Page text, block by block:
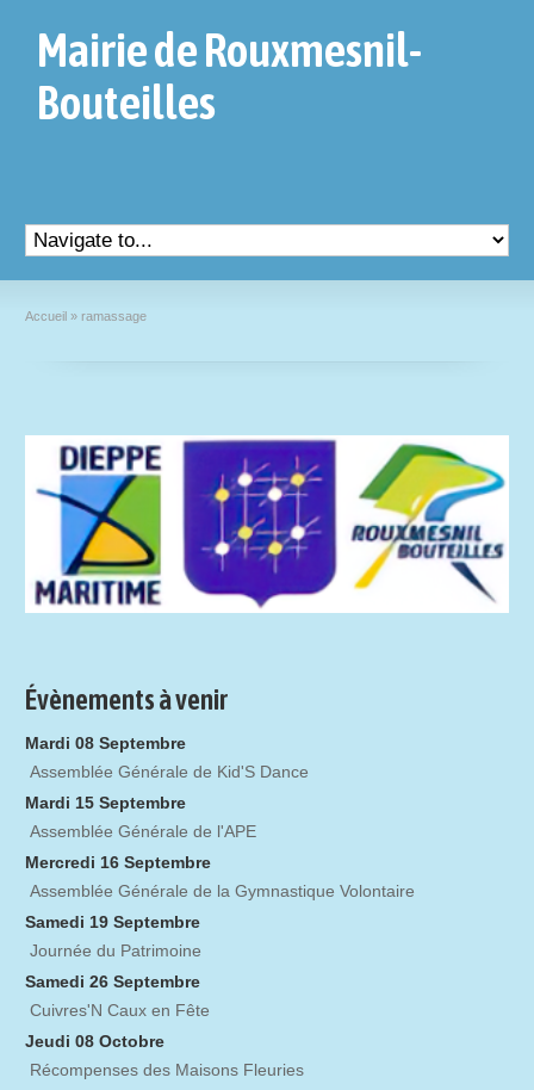
Mairie de Rouxmesnil-
Bouteilles
Accueil » ramassage
Évènements à venir
Mardi 08 Septembre
Assemblée Générale de Kid'S Dance
Mardi 15 Septembre
Assemblée Générale de l'APE
Mercredi 16 Septembre
Assemblée Générale de la Gymnastique Volontaire
Samedi 19 Septembre
Journée du Patrimoine
Samedi 26 Septembre
Cuivres'N Caux en Fête
Jeudi 08 Octobre
Récompenses des Maisons Fleuries